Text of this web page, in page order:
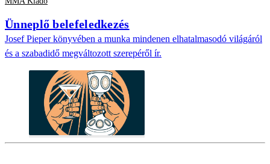
Ünneplő belefeledkezés
Josef Pieper könyvében a munka mindenen elhatalmasodó világáról
és a szabadidő megváltozott szerepéről ír.